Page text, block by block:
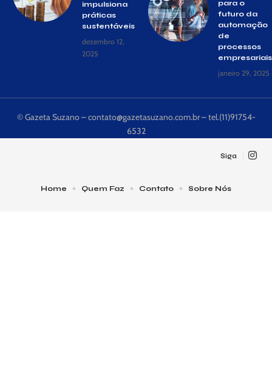
impulsiona
práticas
sustentáveis
dezembro 12,
2025
para o
futuro da
automação
de
processos
empresariais
janeiro 29, 2025
© Gazeta Suzano –contato@gazetasuzano.com.br– tel.(11)91754-
6532
Siga
Home Quem Faz Contato Sobre Nós